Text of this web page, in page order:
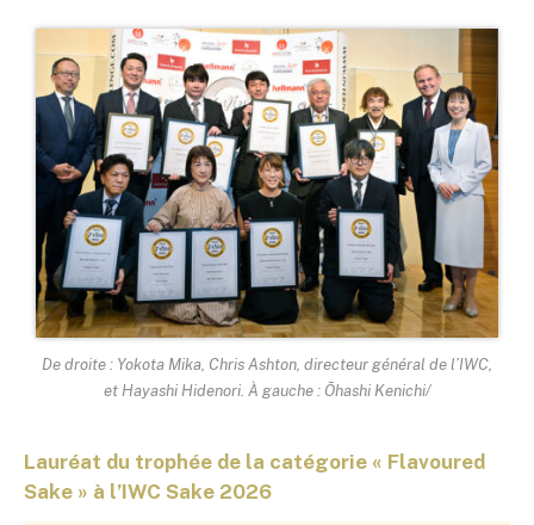
De droite : Yokota Mika, Chris Ashton, directeur général de l’IWC,
et Hayashi Hidenori. À gauche : Ōhashi Kenichi/
Lauréat du trophée de la catégorie « Flavoured
Sake » à l’IWC Sake 2026